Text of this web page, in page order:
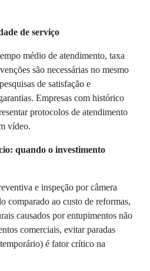
de serviço
médio de atendimento, taxa
são necessárias no mesmo
de satisfação e
Empresas com histórico
protocolos de atendimento
vídeo.
quando o investimento
e inspeção por câmera
comparado ao custo de reformas,
causados por entupimentos não
comerciais, evitar paradas
é fator crítico na